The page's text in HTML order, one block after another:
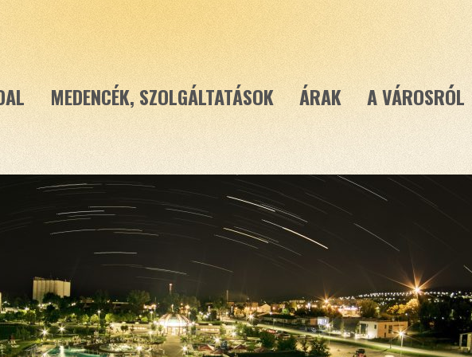
MEDENCÉK, SZOLGÁLTATÁSOK ÁRAK A VÁROSRÓL